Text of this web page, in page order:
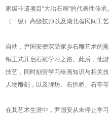
家级非遗项目“大冶石雕”的代表性传
（一级）高级技师以及湖北省民间工
自幼，尹国安便深受家乡石雕艺术的
铜正式开启石雕学习之路。此后，他
技艺，同时刻苦学习绘画知识与相关
人物雕刻，以及牌坊、石拱桥、石亭等
在其艺术生涯中，尹国安从未停止学